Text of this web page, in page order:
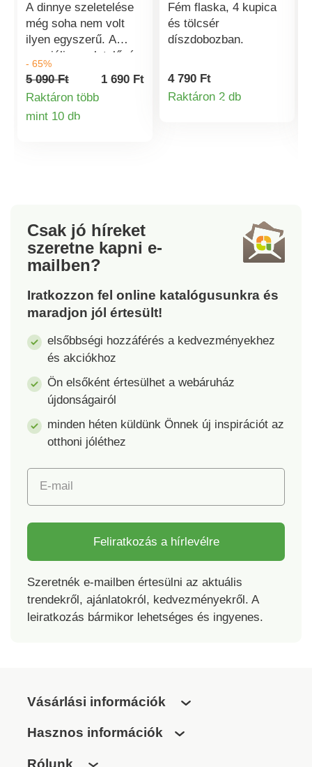
A dinnye szeletelése
még soha nem volt
ilyen egyszerű. A
speciális szeletelőgép
gyorsan és
gondoskodik róla.
Könnyű kezelhetőség
- 65%
5 090 Ft
1 690 Ft
Raktáron több
mint 10 dbTermékinformációk
Fém flaska, 4 kupica
és tölcsér
díszdobozban.
4 790 Ft
Raktáron 2 db
Csak jó híreket
szeretne kapni e-
mailben?
Iratkozzon fel online katalógusunkra és
maradjon jól értesült!
elsőbbségi hozzáférés a kedvezményekhez
és akciókhoz
Ön elsőként értesülhet a webáruház
újdonságairól
minden héten küldünk Önnek új inspirációt az
otthoni jóléthez
E-mail
Feliratkozás a hírlevélre
Szeretnék e-mailben értesülni az aktuális
trendekről, ajánlatokról, kedvezményekről. A
leiratkozás bármikor lehetséges és ingyenes.
Vásárlási információk
Hasznos információk
Rólunk